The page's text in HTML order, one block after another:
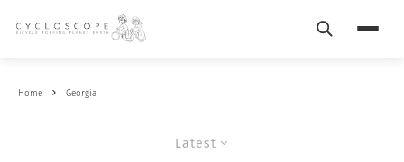
Search
Home Georgia
Latest